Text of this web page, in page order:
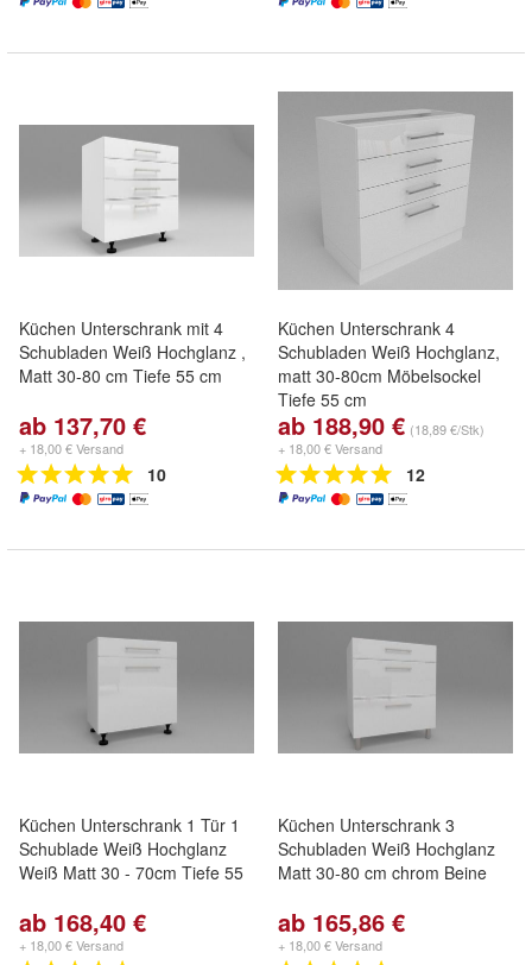
Küchen Unterschrank mit 4
Schubladen Weiß Hochglanz ,
Matt 30-80 cm Tiefe 55 cm
ab 137,70 €
+ 18,00 € Versand
10
Küchen Unterschrank 4
Schubladen Weiß Hochglanz,
matt 30-80cm Möbelsockel
Tiefe 55 cm
ab 188,90 € (18,89 €/Stk)
+ 18,00 € Versand
12
Küchen Unterschrank 1 Tür 1
Schublade Weiß Hochglanz
Weiß Matt 30 - 70cm Tiefe 55
ab 168,40 €
+ 18,00 € Versand
Küchen Unterschrank 3
Schubladen Weiß Hochglanz
Matt 30-80 cm chrom Beine
ab 165,86 €
+ 18,00 € Versand